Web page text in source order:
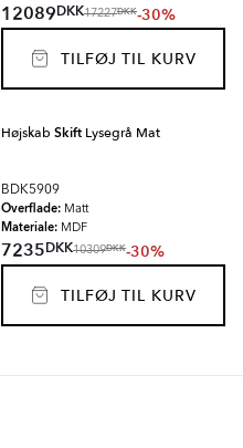
12089DKK17227DKK-30%
TILFØJ TIL KURV
Højskab Skift Lysegrå Mat
BDK5909
Overflade: Matt
Materiale: MDF
7235DKK10309DKK-30%
TILFØJ TIL KURV